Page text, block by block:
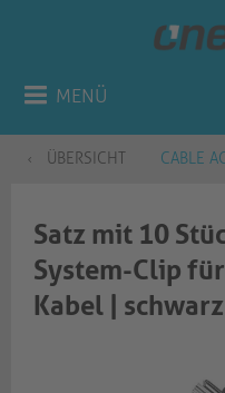
MENÜ
ÜBERSICHT CABLE
Satz mit 10
System-Clip
Kabel | schwarz​​​​​​​